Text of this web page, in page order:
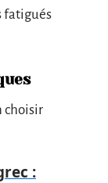
fatigués
choisir
: